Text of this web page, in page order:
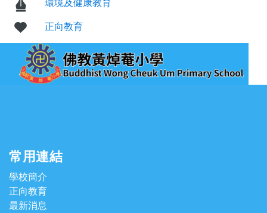
正向教育
常用連結
學校簡介
正向教育
最新消息